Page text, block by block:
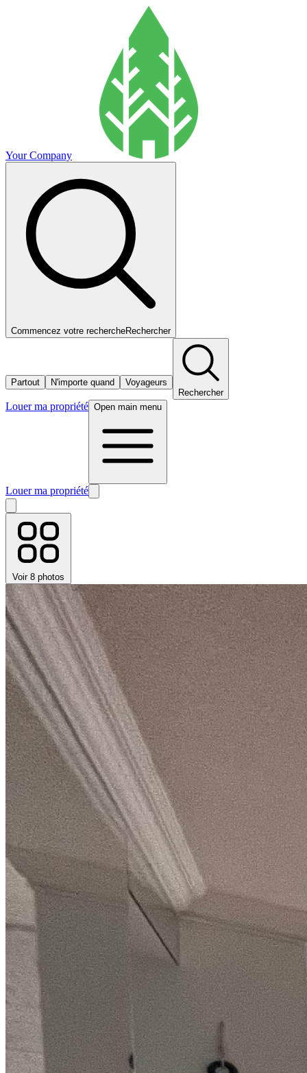
Your Company
Commencez votre rechercheRechercher
Partout N'importe quand
Voyageurs
Rechercher
Louer ma propriété Open main menu
Louer ma propriété
Voir 8 photos